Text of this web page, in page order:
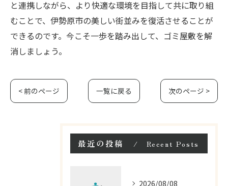
と連携しながら、より快適な環境を目指して共に取り組
むことで、伊勢原市の美しい街並みを復活させることが
できるのです。今こそ一歩を踏み出して、ゴミ屋敷を解
消しましょう。
< 前のページ 一覧に戻る 次のページ >
最近の投稿 Recent Posts
2026/08/08